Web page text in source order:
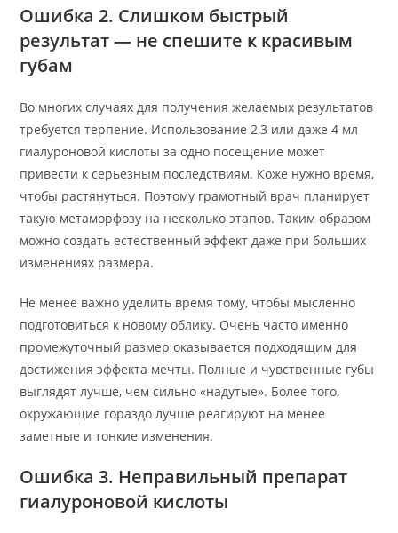
Ошибка 2. Слишком быстрый
результат — не спешите к красивым
губам
Во многих случаях для получения желаемых результатов
требуется терпение. Использование 2,3 или даже 4 мл
гиалуроновой кислоты за одно посещение может
привести к серьезным последствиям. Коже нужно время,
чтобы растянуться. Поэтому грамотный врач планирует
такую ​​метаморфозу на несколько этапов. Таким образом
можно создать естественный эффект даже при больших
изменениях размера.
Не менее важно уделить время тому, чтобы мысленно
подготовиться к новому облику. Очень часто именно
промежуточный размер оказывается подходящим для
достижения эффекта мечты. Полные и чувственные губы
выглядят лучше, чем сильно «надутые». Более того,
окружающие гораздо лучше реагируют на менее
заметные и тонкие изменения.
Ошибка 3. Неправильный препарат
гиалуроновой кислоты